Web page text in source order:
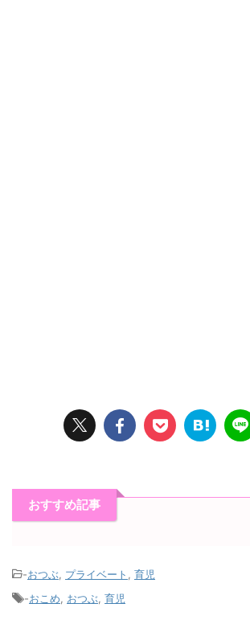
おすすめ記事
-おつぶ プライベート
育児
-おこめ おつぶ 育児